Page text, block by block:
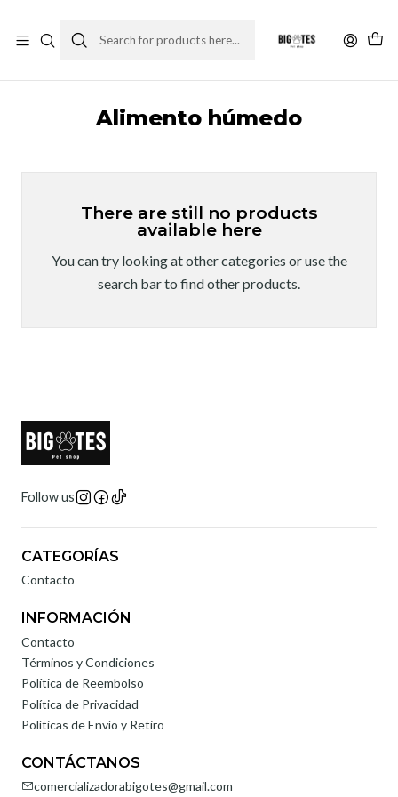
Alimento húmedo
There are still no products
available here
You can try looking at other categories or use the
search bar to find other products.
Follow us
CATEGORÍAS
Contacto
INFORMACIÓN
Contacto
Términos y Condiciones
Política de Reembolso
Política de Privacidad
Políticas de Envío y Retiro
CONTÁCTANOS
comercializadorabigotes@gmail.com